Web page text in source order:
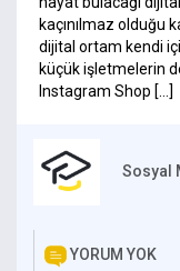
kaçınılmaz olduğu
dijital ortam kendi
küçük işletmelerin
Instagram Shop […]
Sosyal
YORUM YOK